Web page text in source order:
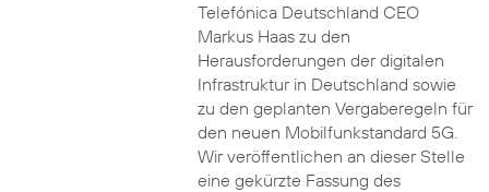
Telefónica Deutschland CEO
Markus Haas zu den
Herausforderungen der digitalen
Infrastruktur in Deutschland sowie
zu den geplanten Vergaberegeln für
den neuen Mobilfunkstandard 5G.
Wir veröffentlichen an dieser Stelle
eine gekürzte Fassung des